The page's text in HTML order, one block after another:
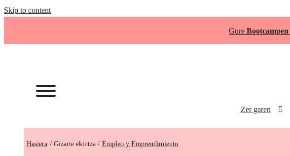
Skip to content
Gure Bootcampen
Zer garen
Hasiera Empleo y Emprendimiento